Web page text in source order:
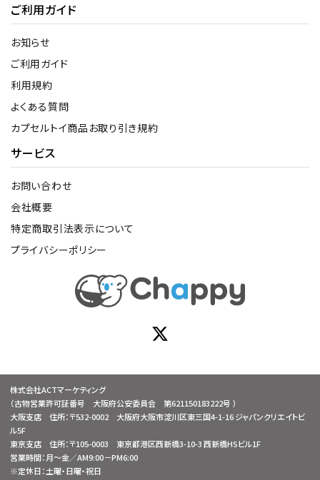
ご利用ガイド
お知らせ
ご利用ガイド
利用規約
よくある質問
カプセルトイ商品お取り引き規約
サービス
お問い合わせ
会社概要
特定商取引法表示について
プライバシーポリシー
株式会社ACTマーケティング
（古物営業許可証番号 大阪府公安委員会 第621150183222号 ）
大阪支店 住所：〒532-0002 大阪府大阪市淀川区東三国4-1-16 ジャパンクリエイトビ
ル5F
東京支店 住所：〒105-0003 東京都港区西新橋3-10-3 西新橋HSビル1F
営業時間：月～金／AM9:00－PM6:00
※定休日：土曜・日曜・祝日